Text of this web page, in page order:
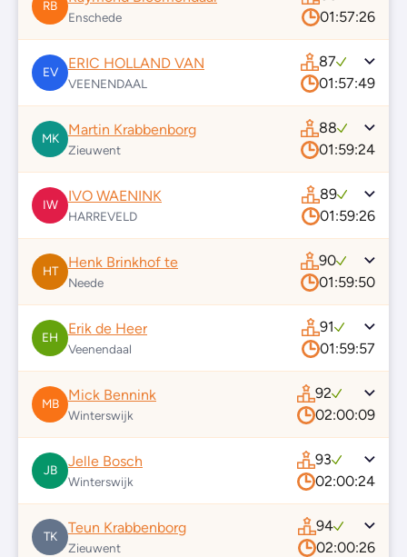
RB
Enschede
01:57:26
EV
ERIC HOLLAND VAN
VEENENDAAL
87
01:57:49
MK
Martin Krabbenborg
Zieuwent
88
01:59:24
IW
IVO WAENINK
HARREVELD
89
01:59:26
HT
Henk Brinkhof te
Neede
90
01:59:50
EH
Erik de Heer
Veenendaal
91
01:59:57
MB
Mick Bennink
Winterswijk
92
02:00:09
JB
Jelle Bosch
Winterswijk
93
02:00:24
TK
Teun Krabbenborg
Zieuwent
94
02:00:26